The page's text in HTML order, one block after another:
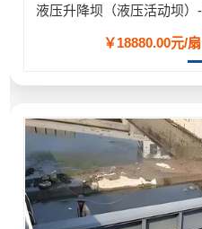
￥18880.00元/扇